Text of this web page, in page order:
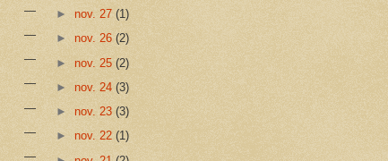
► nov. 27 (1)
► nov. 26 (2)
► nov. 25 (2)
► nov. 24 (3)
► nov. 23 (3)
► nov. 22 (1)